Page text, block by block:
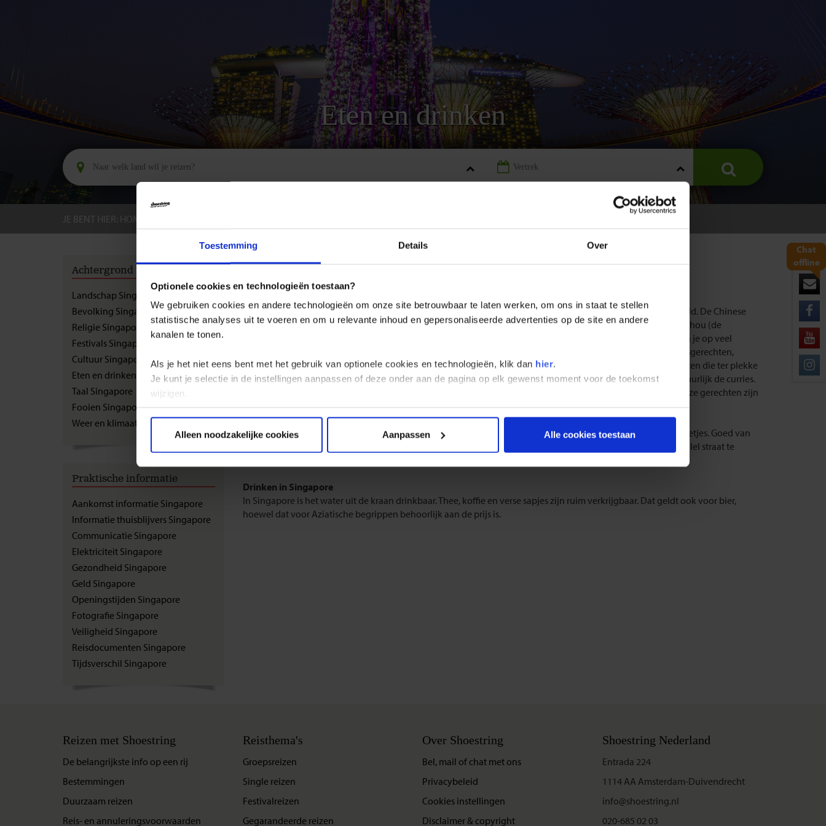
Toestemming Details Over
Optionele cookies en technologieën toestaan?
We gebruiken cookies en andere technologieën om onze site betrouwbaar te laten werken, om ons in staat te stellen
statistische analyses uit te voeren en om u relevante inhoud en gepersonaliseerde advertenties op de site en andere
kanalen te tonen.
Als je het niet eens bent met het gebruik van optionele cookies en technologieën, klik dan hier.
Je kunt je selectie in de instellingen aanpassen of deze onder aan de pagina op elk gewenst moment voor de toekomst
wijzigen.
Alleen noodzakelijke cookies
Aanpassen Alle cookies toestaan
Chat
offline
Eten en drinken
JE BENT HIER: HOME
Achtergrond informatie
Landschap Singapore
Bevolking Singapore
Religie Singapore
Festivals Singapore
Cultuur Singapore
Eten en drinken Singapore
Taal Singapore
Fooien Singapore
Weer en klimaat Singapore
Praktische informatie
Aankomst informatie Singapore
Informatie thuisblijvers Singapore
Communicatie Singapore
Elektriciteit Singapore
Gezondheid Singapore
Geld Singapore
Openingstijden Singapore
Fotografie Singapore
Veiligheid Singapore
Reisdocumenten Singapore
Tijdsverschil Singapore
GROEPSREIZEN LANDINFORMATIE
Eten en drinken Singapore
Singapore staan bekend om zijn smakelijke en gevarieerde restaurants. Je vindt hier alle keukens van de wereld. De Chinese
keuken is het meest prominent aanwezig. In Singapore kom je vooral in aanraking met de keukens van Guanzhou (de
Kantonese keuken) en van die van de Hokkien, de grootste Chinese groep in Singapore. ’s Ochtends vroeg kun je op veel
plaatsen gestoomde dimsum eten of een verse noedelsoep. ’s Avonds vind je in de Chinese restaurants veel visgerechten,
schaal- en schelpdieren en verse groenten klaar gemaakt in een wok. Zoetzuur is erg populair, evenals gerechten die ter plekke
op hete gietijzeren schalen gebraden worden. De Indiërs koken scherp en vaak vegetarisch. Beroemd zijn natuurlijk de curries.
Het Maleise voedsel kennen we van de Indonesische keuken, met o.a. satay, rendang, nasi goreng en rojak. Deze gerechten zijn
over het algemeen pittiger dan je thuis gewend bent.
Wie goed en voordelig wil eten kan terecht in de Hawker Centres waar je kunt kiezen uit een groot aantal stalletjes. Goed van
kwaliteit maar een stuk duurder zijn de restaurants aan de Singapore rivier. Wie de moeite neemt om een parallel straat te
Drinken in Singapore
In Singapore is het water uit de kraan drinkbaar. Thee, koffie en verse sapjes zijn ruim verkrijgbaar. Dat geldt ook voor bier,
hoewel dat voor Aziatische begrippen behoorlijk aan de prijs is.
Reizen met Shoestring
De belangrijkste info op een rij
Bestemmingen
Duurzaam reizen
Reis- en annuleringsvoorwaarden
Reisthema's
Groepsreizen
Single reizen
Festivalreizen
Gegarandeerde reizen
Over Shoestring
Bel, mail of chat met ons
Privacybeleid
Cookies instellingen
Disclaimer & copyright
Shoestring Nederland
Entrada 224
1114 AA Amsterdam-Duivendrecht
info@shoestring.nl
020-685 02 03